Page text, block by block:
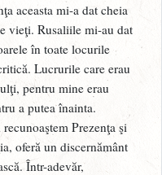
aceasta mi-a dat cheia
vieţi. Rusaliile mi-au dat
în toate locurile
Lucrurile care erau
pentru mine erau
a putea înainta.
Prezenţa şi
oferă un discernământ
Într-adevăr,